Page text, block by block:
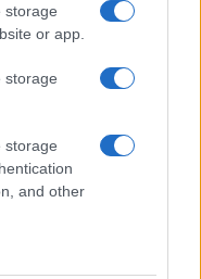
storage
or app.
storage
storage
and other
e i felini: una